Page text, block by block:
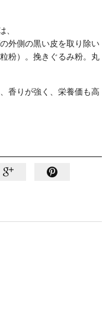
、
外側の黒い皮を取り除い
粉）。挽きぐるみ粉。丸
香りが強く、栄養価も高